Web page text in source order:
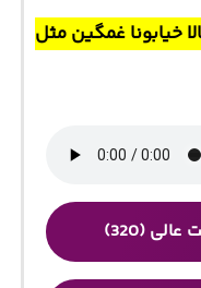
خیابونا غمگین مثل
(320)